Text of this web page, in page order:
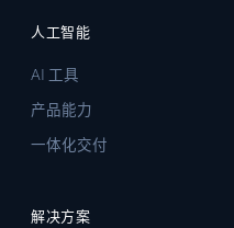
人工智能
AI 工具
产品能力
一体化交付
解决方案